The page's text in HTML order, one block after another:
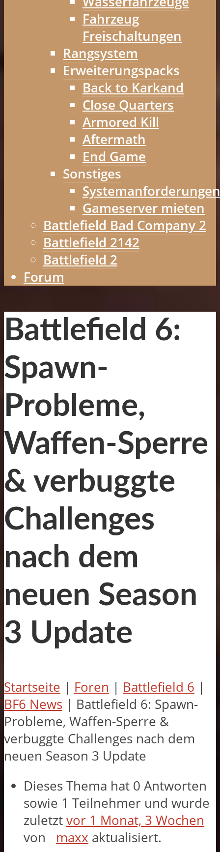
Fahrzeug
Freischaltungen
Rangsystem
Erweiterungspacks
Back to Karkand
Close Quarters
Armored Kill
Aftermath
End Game
Sonstiges
Systemanforderungen
Gameserver mieten
Battlefield Bad Company 2
Battlefield 2142
Battlefield 2
Forum
Battlefield 6:
Spawn-
Probleme,
Waffen-Sperre
& verbuggte
Challenges
nach dem
neuen Season
3 Update
Startseite | Foren | Battlefield 6 |
BF6 News | Battlefield 6: Spawn-
Probleme, Waffen-Sperre &
verbuggte Challenges nach dem
neuen Season 3 Update
Dieses Thema hat 0 Antworten
sowie 1 Teilnehmer und wurde
zuletzt vor 1 Monat, 3 Wochen
von
maxx aktualisiert.